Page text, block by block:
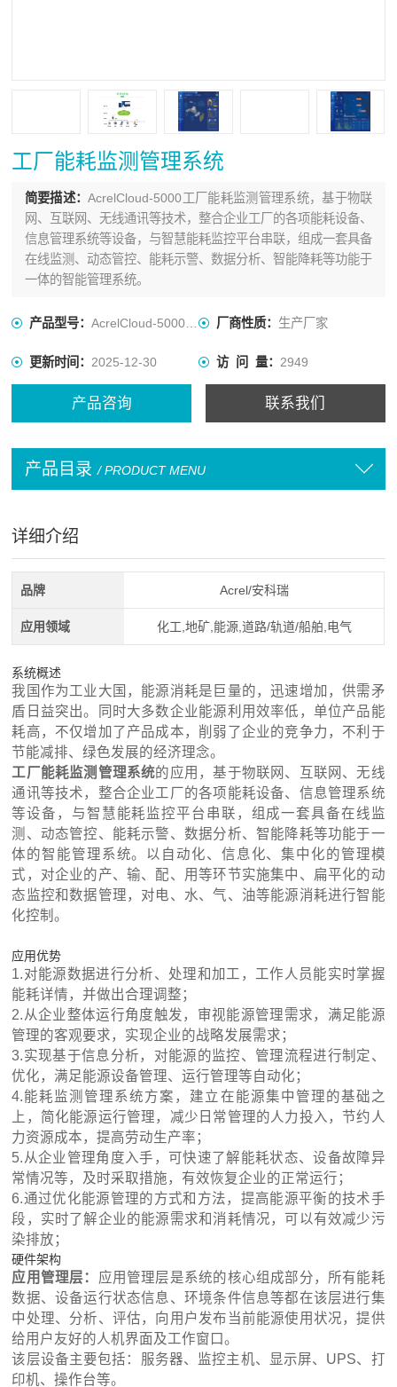
工厂能耗监测管理系统
简要描述：AcrelCloud-5000工厂能耗监测管理系统，基于物联
网、互联网、无线通讯等技术，整合企业工厂的各项能耗设备、
信息管理系统等设备，与智慧能耗监控平台串联，组成一套具备
在线监测、动态管控、能耗示警、数据分析、智能降耗等功能于
一体的智能管理系统。
产品型号：AcrelCloud-5000 五千点位 厂商性质： 生产厂家
更新时间：2025-12-30 访 问 量： 2949
产品咨询 联系我们
产品目录 / PRODUCT MENU
详细介绍
品牌 Acrel/安科瑞
应用领域 化工,地矿,能源,道路/轨道/船舶,电气
系统概述
我国作为工业大国，能源消耗是巨量的，迅速增加，供需矛
盾日益突出。同时大多数企业能源利用效率低，单位产品能
耗高，不仅增加了产品成本，削弱了企业的竞争力，不利于
节能减排、绿色发展的经济理念。
工厂能耗监测管理系统的应用，基于物联网、互联网、无线
通讯等技术，整合企业工厂的各项能耗设备、信息管理系统
等设备，与智慧能耗监控平台串联，组成一套具备在线监
测、动态管控、能耗示警、数据分析、智能降耗等功能于一
体的智能管理系统。以自动化、信息化、集中化的管理模
式，对企业的产、输、配、用等环节实施集中、扁平化的动
态监控和数据管理，对电、水、气、油等能源消耗进行智能
化控制。
应用优势
1.对能源数据进行分析、处理和加工，工作人员能实时掌握
能耗详情，并做出合理调整；
2.从企业整体运行角度触发，审视能源管理需求，满足能源
管理的客观要求，实现企业的战略发展需求；
3.实现基于信息分析，对能源的监控、管理流程进行制定、
优化，满足能源设备管理、运行管理等自动化；
4.能耗监测管理系统方案，建立在能源集中管理的基础之
上，简化能源运行管理，减少日常管理的人力投入，节约人
力资源成本，提高劳动生产率；
5.从企业管理角度入手，可快速了解能耗状态、设备故障异
常情况等，及时采取措施，有效恢复企业的正常运行；
6.通过优化能源管理的方式和方法，提高能源平衡的技术手
段，实时了解企业的能源需求和消耗情况，可以有效减少污
染排放；
硬件架构
应用管理层： 应用管理层是系统的核心组成部分，所有能耗
数据、设备运行状态信息、环境条件信息等都在该层进行集
中处理、分析、评估，向用户发布当前能源使用状况，提供
给用户友好的人机界面及工作窗口。
该层设备主要包括：服务器、监控主机、显示屏、UPS、打
印机、操作台等。